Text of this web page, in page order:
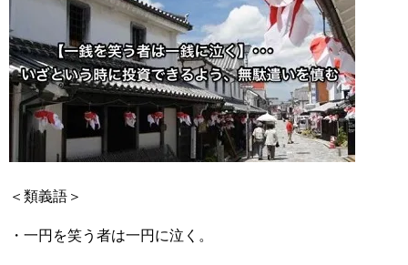
＜類義語＞
・一円を笑う者は一円に泣く。